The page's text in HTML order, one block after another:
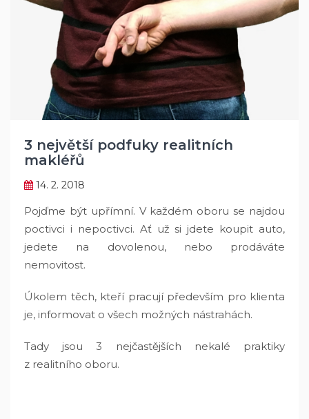
3 největší podfuky realitních
makléřů
14. 2. 2018
Pojďme být upřímní. V každém oboru se najdou
poctivci i nepoctivci. Ať už si jdete koupit auto,
jedete na dovolenou, nebo prodáváte
nemovitost.
Úkolem těch, kteří pracují především pro klienta
je, informovat o všech možných nástrahách.
Tady jsou 3 nejčastějších nekalé praktiky
z realitního oboru.